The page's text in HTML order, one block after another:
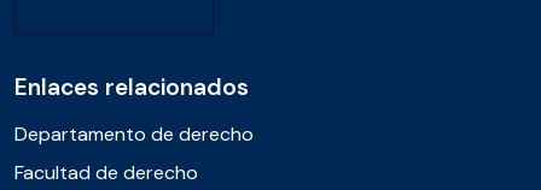
Enlaces relacionados
Departamento de derecho
Facultad de derecho